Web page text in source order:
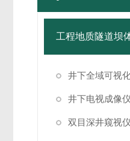
井下电视成像仪
双目深井窥视仪